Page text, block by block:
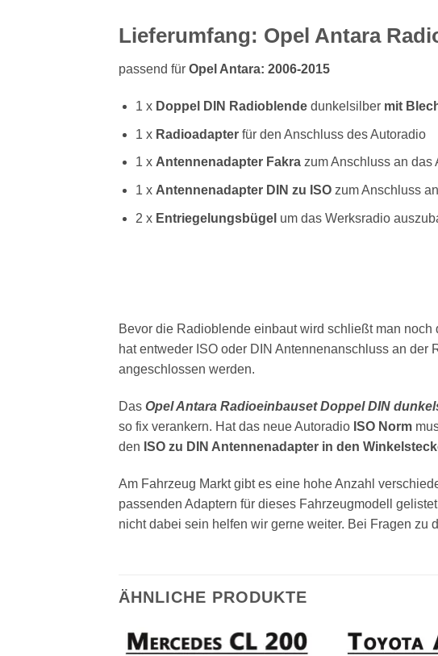
Lieferumfang: Opel Antara
passend für Opel Antara: 2006-2015
1 x Doppel DIN Radioblendedunkelsilber mit
1 x Radioadapterfür den Anschluss des Autoradio
1 x Antennenadapter Fakrazum Anschluss an das
1 x Antennenadapter DIN zu ISOzum Anschluss
2 x Entriegelungsbügel um das Werksradio
Bevor die Radioblende einbaut wird schließt man
hat entweder ISO oder DIN Antennenanschluss an
angeschlossen werden.
Das Opel Antara Radioeinbauset Doppel DIN
so fix verankern. Hat das neue Autoradio ISO Norm
den ISO zu DIN Antennenadapter in den
Am Fahrzeug Markt gibt es eine hohe Anzahl
passenden Adaptern für dieses Fahrzeugmodell
nicht dabei sein helfen wir gerne weiter. Bei Fragen zu
ÄHNLICHE PRODUKTE